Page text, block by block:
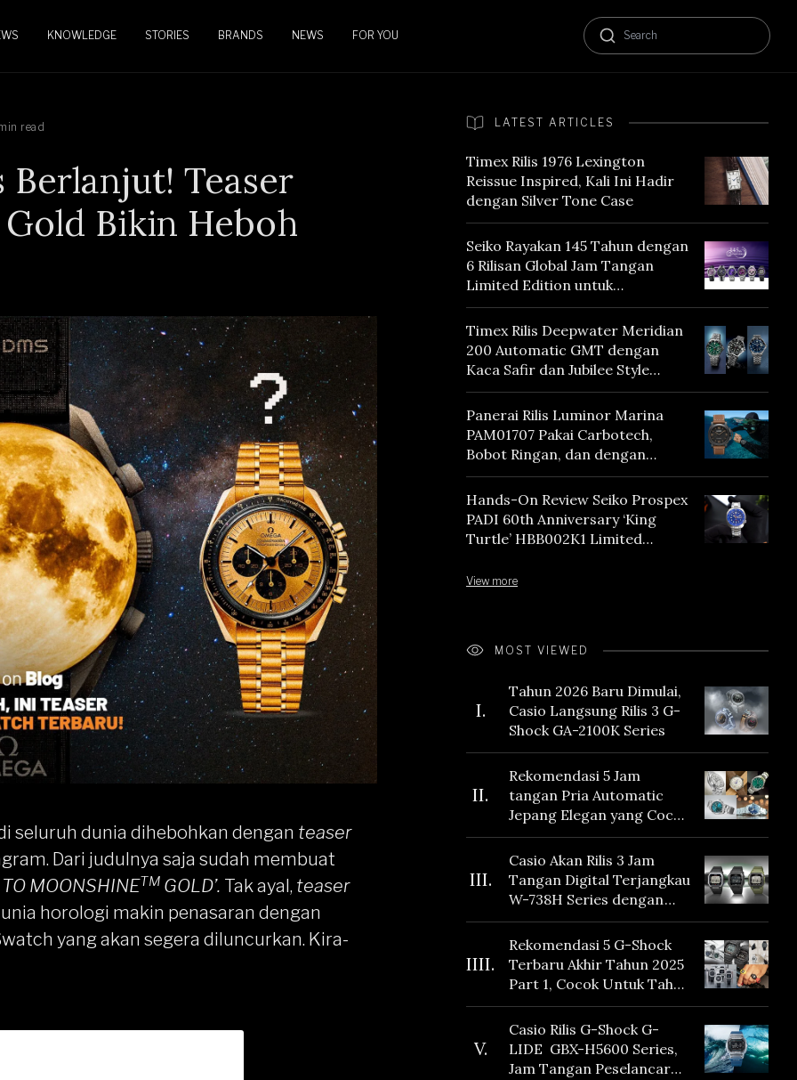
KNOWLEDGE STORIES BRANDS NEWS FOR YOU
read
Teaser
Bikin Heboh
seluruh dunia dihebohkan dengan teaser
Dari judulnya saja sudah membuat
TO MOONSHINETM GOLD’. Tak ayal, teaser
horologi makin penasaran dengan
yang akan segera diluncurkan. Kira-
LATEST ARTICLES
Timex Rilis 1976 Lexington
Reissue Inspired, Kali Ini Hadir
dengan Silver Tone Case
Seiko Rayakan 145 Tahun dengan
6 Rilisan Global Jam Tangan
Limited Edition untuk
Menghormati Edo Purple,
Warna yang Mencerminkan
Warisan Tokyo
Timex Rilis Deepwater Meridian
200 Automatic GMT dengan
Kaca Safir dan Jubilee Style
Bracelet
Panerai Rilis Luminor Marina
PAM01707 Pakai Carbotech,
Bobot Ringan, dan dengan
Vintage Vibes
Hands-On Review Seiko Prospex
PADI 60th Anniversary ‘King
Turtle’ HBB002K1 Limited
View more
MOST VIEWED
I.
Tahun 2026 Baru Dimulai,
Casio Langsung Rilis 3 G-
Shock GA-2100K Series
II.
Rekomendasi 5 Jam
tangan Pria Automatic
Jepang Elegan yang Cocok
Dikoleksi di 2026
III.
Casio Akan Rilis 3 Jam
Tangan Digital Terjangkau
W-738H Series dengan
Masa Baterai 10 Tahun
dan Fitur Vibration
IIII.
Rekomendasi 5 G-Shock
Terbaru Akhir Tahun 2025
Part 1, Cocok Untuk Tahun
Baru!
V.
Casio Rilis G-Shock G-
LIDE GBX-H5600 Series,
Jam Tangan Peselancar